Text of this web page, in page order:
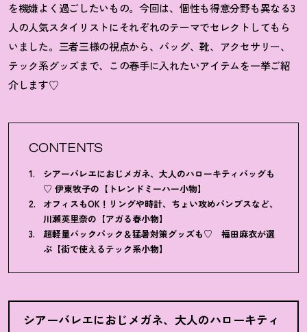
を機嫌よく過ごしたいもの。今回は、個性も得意分野も異なる3
人の人気スタイリストにそれぞれのテーマでセレクトしてもら
いました。三者三様の視点から、バッグ、靴、アクセサリー、
テック系グッズまで、この春手に入れたいアイテムを一挙ご紹
介します♡
CONTENTS
シアーバレエにおじメガネ、大人のハローキティバッグも
♡ 伊東牧子の【トレンドミーハー小物】
オフィスもOK！ リングや時計、ちょい攻めパンプスなど、
川瀬英里奈の【アガる春小物】
超軽量バックパック＆猛暑対策グッズも♡ 福田麻衣が選
ぶ【街で使えるテック系小物】
シアーバレエにおじメガネ、大人のハローキティ